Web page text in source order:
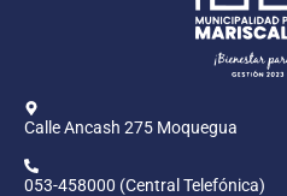
Calle Ancash 275 Moquegua
053-458000 (Central Telefónica)